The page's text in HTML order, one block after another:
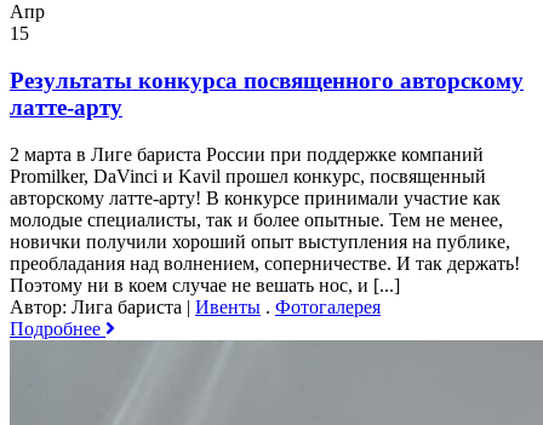
Апр
15
Результаты конкурса посвященного авторскому
латте-арту
2 марта в Лиге бариста России при поддержке компаний
Promilker, DaVinci и Kavil прошел конкурс, посвященный
авторскому латте-арту! В конкурсе принимали участие как
молодые специалисты, так и более опытные. Тем не менее,
новички получили хороший опыт выступления на публике,
преобладания над волнением, соперничестве. И так держать!
Поэтому ни в коем случае не вешать нос, и [...]
Автор: Лига бариста | Ивенты . Фотогалерея
Подробнее